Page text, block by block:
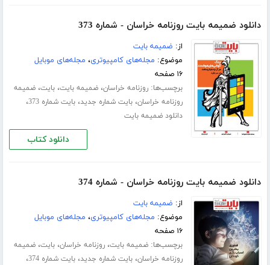
دانلود ضمیمه بایت روزنامه خراسان - شماره 373
از: ضمیمه بایت
موضوع: مجله‌های کامپیوتری، مجله‌های موبایل
۱۶ صفحه
برچسب‌ها:روزنامه خراسان،ضمیمه بایت،بایت،ضمیمه
روزنامه خراسان،بایت شماره جدید،بایت شماره 373 ،
دانلود ضمیمه بایت
دانلود کتاب
دانلود ضمیمه بایت روزنامه خراسان - شماره 374
از: ضمیمه بایت
موضوع: مجله‌های کامپیوتری، مجله‌های موبایل
۱۶ صفحه
برچسب‌ها:ضمیمه بایت،روزنامه خراسان،بایت،ضمیمه
روزنامه خراسان،بایت شماره جدید،بایت شماره 374 ،